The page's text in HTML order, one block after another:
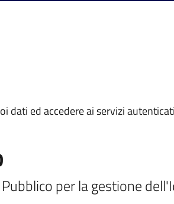
dati ed accedere ai servizi
per la gestione